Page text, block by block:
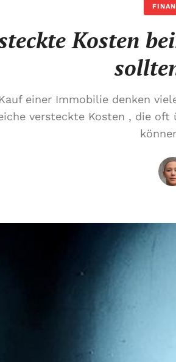
Kosten
einer Immobilie denken
versteckte Kosten , die oft